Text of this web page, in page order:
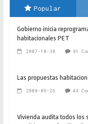
Popular
Gobierno inicia
habitacionales PET
2007-10-30 91
Las propuestas
2009-06-26 48
Vivienda audita todos los